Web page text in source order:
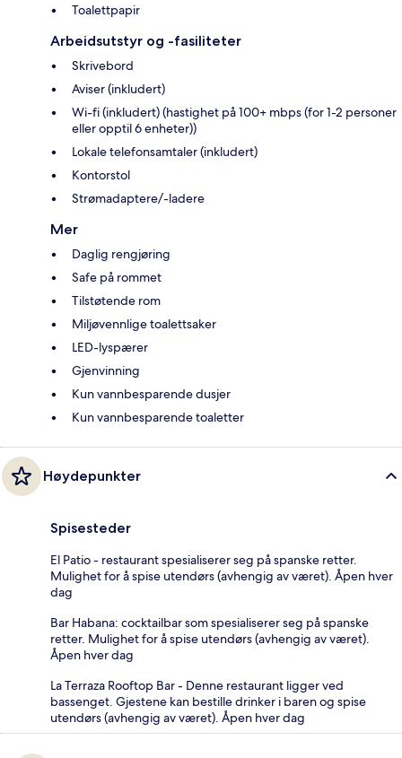
Toalettpapir
Arbeidsutstyr og -fasiliteter
Skrivebord
Aviser (inkludert)
Wi-fi (inkludert) (hastighet på 100+ mbps (for 1-2 personer
eller opptil 6 enheter))
Lokale telefonsamtaler (inkludert)
Kontorstol
Strømadaptere/-ladere
Mer
Daglig rengjøring
Safe på rommet
Tilstøtende rom
Miljøvennlige toalettsaker
LED-lyspærer
Gjenvinning
Kun vannbesparende dusjer
Kun vannbesparende toaletter
Høydepunkter
Spisesteder
El Patio - restaurant spesialiserer seg på spanske retter.
Mulighet for å spise utendørs (avhengig av været). Åpen hver
dag
Bar Habana: cocktailbar som spesialiserer seg på spanske
retter. Mulighet for å spise utendørs (avhengig av været).
Åpen hver dag
La Terraza Rooftop Bar - Denne restaurant ligger ved
bassenget. Gjestene kan bestille drinker i baren og spise
utendørs (avhengig av været). Åpen hver dag